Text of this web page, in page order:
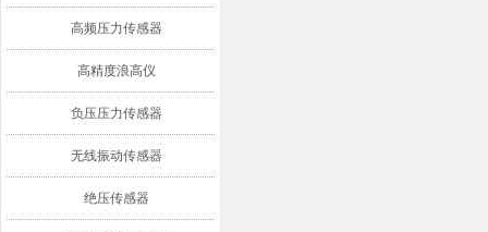
高频压力传感器
高精度浪高仪
负压压力传感器
无线振动传感器
绝压传感器